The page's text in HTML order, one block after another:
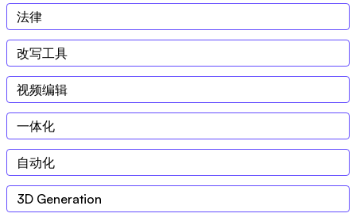
法律
改写工具
视频编辑
一体化
自动化
3D Generation